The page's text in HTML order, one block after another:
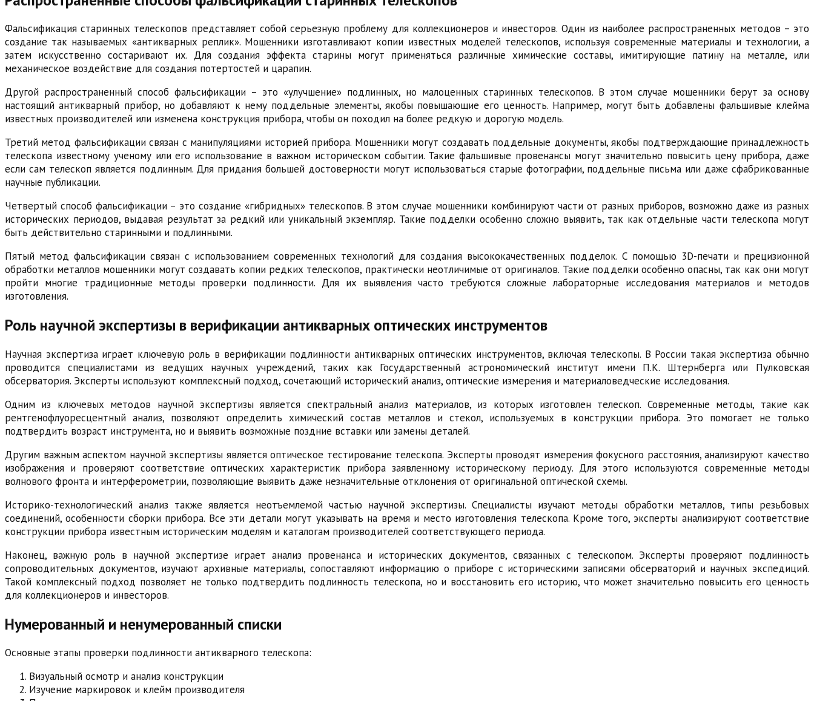
Фальсификация старинных телескопов представляет собой серьезную проблему для коллекционеров и инвесторов. Один из наиболее распространенных методов – это
создание так называемых «антикварных реплик». Мошенники изготавливают копии известных моделей телескопов, используя современные материалы и технологии, а
затем искусственно состаривают их. Для создания эффекта старины могут применяться различные химические составы, имитирующие патину на металле, или
механическое воздействие для создания потертостей и царапин.
Другой распространенный способ фальсификации – это «улучшение» подлинных, но малоценных старинных телескопов. В этом случае мошенники берут за основу
настоящий антикварный прибор, но добавляют к нему поддельные элементы, якобы повышающие его ценность. Например, могут быть добавлены фальшивые клейма
известных производителей или изменена конструкция прибора, чтобы он походил на более редкую и дорогую модель.
Третий метод фальсификации связан с манипуляциями историей прибора. Мошенники могут создавать поддельные документы, якобы подтверждающие принадлежность
телескопа известному ученому или его использование в важном историческом событии. Такие фальшивые провенансы могут значительно повысить цену прибора, даже
если сам телескоп является подлинным. Для придания большей достоверности могут использоваться старые фотографии, поддельные письма или даже сфабрикованные
научные публикации.
Четвертый способ фальсификации – это создание «гибридных» телескопов. В этом случае мошенники комбинируют части от разных приборов, возможно даже из разных
исторических периодов, выдавая результат за редкий или уникальный экземпляр. Такие подделки особенно сложно выявить, так как отдельные части телескопа могут
быть действительно старинными и подлинными.
Пятый метод фальсификации связан с использованием современных технологий для создания высококачественных подделок. С помощью 3D-печати и прецизионной
обработки металлов мошенники могут создавать копии редких телескопов, практически неотличимые от оригиналов. Такие подделки особенно опасны, так как они могут
пройти многие традиционные методы проверки подлинности. Для их выявления часто требуются сложные лабораторные исследования материалов и методов
изготовления.
Роль научной экспертизы в верификации антикварных оптических инструментов
Научная экспертиза играет ключевую роль в верификации подлинности антикварных оптических инструментов, включая телескопы. В России такая экспертиза обычно
проводится специалистами из ведущих научных учреждений, таких как Государственный астрономический институт имени П.К. Штернберга или Пулковская
обсерватория. Эксперты используют комплексный подход, сочетающий исторический анализ, оптические измерения и материаловедческие исследования.
Одним из ключевых методов научной экспертизы является спектральный анализ материалов, из которых изготовлен телескоп. Современные методы, такие как
рентгенофлуоресцентный анализ, позволяют определить химический состав металлов и стекол, используемых в конструкции прибора. Это помогает не только
подтвердить возраст инструмента, но и выявить возможные поздние вставки или замены деталей.
Другим важным аспектом научной экспертизы является оптическое тестирование телескопа. Эксперты проводят измерения фокусного расстояния, анализируют качество
изображения и проверяют соответствие оптических характеристик прибора заявленному историческому периоду. Для этого используются современные методы
волнового фронта и интерферометрии, позволяющие выявить даже незначительные отклонения от оригинальной оптической схемы.
Историко-технологический анализ также является неотъемлемой частью научной экспертизы. Специалисты изучают методы обработки металлов, типы резьбовых
соединений, особенности сборки прибора. Все эти детали могут указывать на время и место изготовления телескопа. Кроме того, эксперты анализируют соответствие
конструкции прибора известным историческим моделям и каталогам производителей соответствующего периода.
Наконец, важную роль в научной экспертизе играет анализ провенанса и исторических документов, связанных с телескопом. Эксперты проверяют подлинность
сопроводительных документов, изучают архивные материалы, сопоставляют информацию о приборе с историческими записями обсерваторий и научных экспедиций.
Такой комплексный подход позволяет не только подтвердить подлинность телескопа, но и восстановить его историю, что может значительно повысить его ценность
для коллекционеров и инвесторов.
Нумерованный и ненумерованный списки
Основные этапы проверки подлинности антикварного телескопа:
Визуальный осмотр и анализ конструкции
Изучение маркировок и клейм производителя